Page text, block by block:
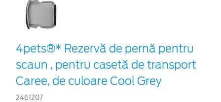
4pets®* Rezervă de pernă pentru
scaun , pentru casetă de transport
Caree, de culoare Cool Grey
2461207